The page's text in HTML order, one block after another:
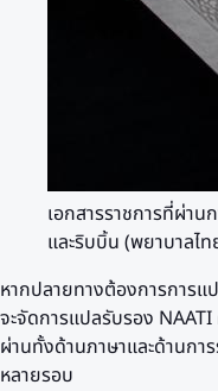
เอกสารราชการที่ผ่า
และริบบิ้น (พยาบาล
หากปลายทางต้องการการแ
จะจัดการแปลรับรอง
ผ่านทั้งด้านภาษาและด้านกา
หลายรอบ